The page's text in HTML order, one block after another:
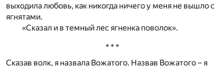
выходила любовь, как никогда ничего у меня не вышло с
ягнятами.
«Сказал и в темный лес ягненка поволок».
* * *
Сказав волк, я назвала Вожатого. Назвав Вожатого – я